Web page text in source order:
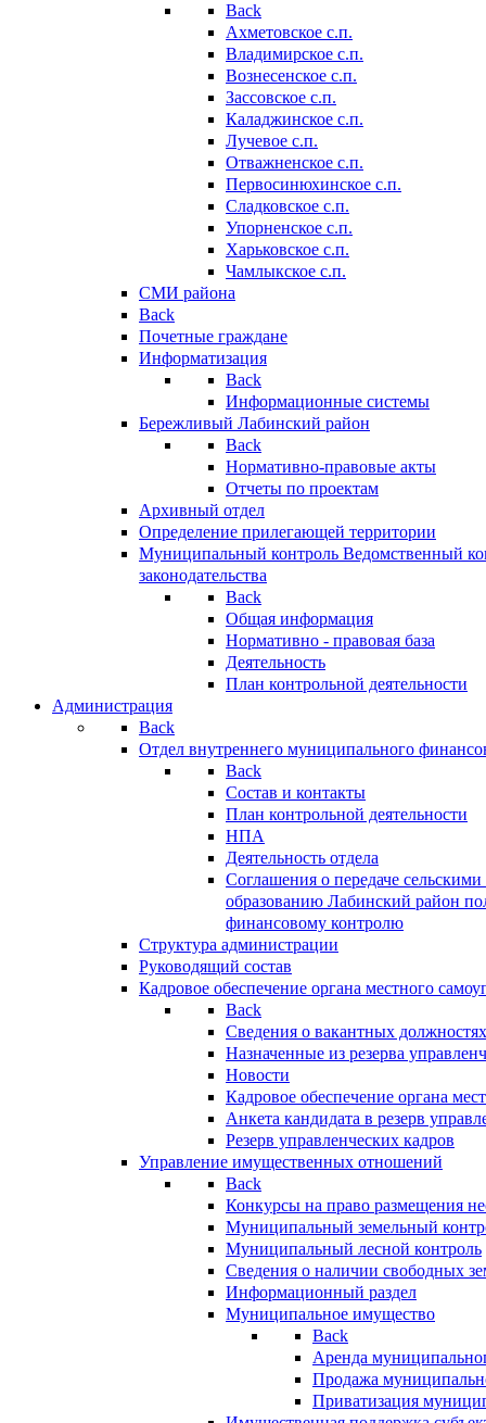
Back
Ахметовское с.п.
Владимирское с.п.
Вознесенское с.п.
Зассовское с.п.
Каладжинское с.п.
Лучевое с.п.
Отважненское с.п.
Первосинюхинское с.п.
Сладковское с.п.
Упорненское с.п.
Харьковское с.п.
Чамлыкское с.п.
СМИ района
Back
Почетные граждане
Информатизация
Back
Информационные системы
Бережливый Лабинский район
Back
Нормативно-правовые акты
Отчеты по проектам
Архивный отдел
Определение прилегающей территории
Муниципальный контроль Ведомственный
законодательства
Back
Общая информация
Нормативно - правовая база
Деятельность
План контрольной деятельности
Администрация
Back
Отдел внутреннего муниципального
Back
Состав и контакты
План контрольной деятельности
НПА
Деятельность отдела
Соглашения о передаче
образованию Лабинский район
финансовому контролю
Структура администрации
Руководящий состав
Кадровое обеспечение органа местного
Back
Сведения о вакантных
Назначенные из резерва
Новости
Кадровое обеспечение органа
Анкета кандидата в резерв
Резерв управленческих кадров
Управление имущественных отношений
Back
Конкурсы на право размещения
Муниципальный земельный
Муниципальный лесной контроль
Сведения о наличии свободных
Информационный раздел
Муниципальное имущество
Back
Аренда
Продажа
Приватизация